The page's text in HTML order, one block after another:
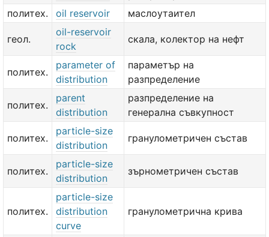
политех.
oil reservoir маслоутаител
геол.
oil-reservoir
rock
скала, колектор на нефт
политех.
parameter of
distribution
параметър на
разпределение
политех.
parent
distribution
разпределение на
генерална съвкупност
политех.
particle-size
distribution
гранулометричен състав
политех.
particle-size
distribution
зърнометричен състав
политех.
particle-size
distribution
curve
гранулометрична крива